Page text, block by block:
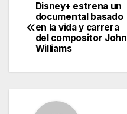
Navegación
de
Disney+ estrena un
documental basado
en la vida y carrera
del compositor John
Williams